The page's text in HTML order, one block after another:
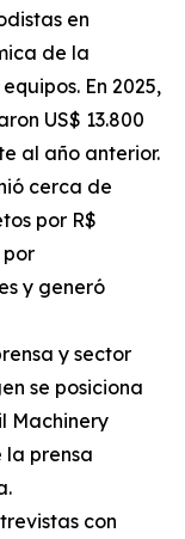
en
de la
En 2025,
US$ 13.800
al año anterior.
cerca de
por R$
por
y generó
y sector
se posiciona
Machinery
la prensa
con